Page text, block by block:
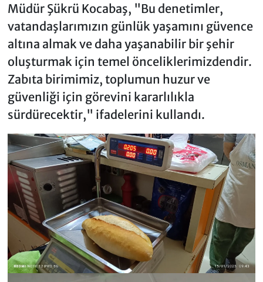
Müdür Şükrü Kocabaş, "Bu denetimler,
vatandaşlarımızın günlük yaşamını güvence
altına almak ve daha yaşanabilir bir şehir
oluşturmak için temel önceliklerimizdendir.
Zabıta birimimiz, toplumun huzur ve
güvenliği için görevini kararlılıkla
sürdürecektir," ifadelerini kullandı.